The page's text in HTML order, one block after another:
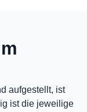
aufgestellt, ist
ist die jeweilige